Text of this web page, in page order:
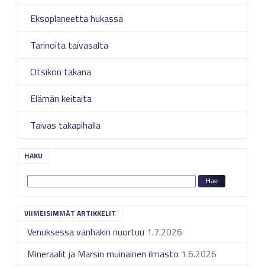
Eksoplaneetta hukassa
Tarinoita taivasalta
Otsikon takana
Elämän keitaita
Taivas takapihalla
HAKU
VIIMEISIMMÄT ARTIKKELIT
Venuksessa vanhakin nuortuu 1.7.2026
Mineraalit ja Marsin muinainen ilmasto 1.6.2026